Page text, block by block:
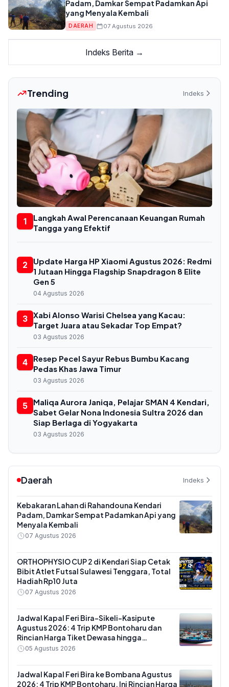
Padam, Damkar Sempat Padamkan Api
yang Menyala Kembali
DAERAH 07 Agustus 2026
Indeks Berita →
Trending Indeks
1
Langkah Awal Perencanaan Keuangan Rumah
Tangga yang Efektif
2
Update Harga HP Xiaomi Agustus 2026: Redmi
1 Jutaan Hingga Flagship Snapdragon 8 Elite
Gen 5
04 Agustus 2026
3 Xabi Alonso Warisi Chelsea yang Kacau:
Target Juara atau Sekadar Top Empat?
03 Agustus 2026
4
Resep Pecel Sayur Rebus Bumbu Kacang
Pedas Khas Jawa Timur
03 Agustus 2026
5
Maliqa Aurora Janiqa, Pelajar SMAN 4 Kendari,
Sabet Gelar Nona Indonesia Sultra 2026 dan
Siap Berlaga di Yogyakarta
03 Agustus 2026
Daerah Indeks
Kebakaran Lahan di Rahandouna Kendari
Padam, Damkar Sempat Padamkan Api yang
Menyala Kembali
07 Agustus 2026
ORTHOPHYSIO CUP 2 di Kendari Siap Cetak
Bibit Atlet Futsal Sulawesi Tenggara, Total
Hadiah Rp10 Juta
07 Agustus 2026
Jadwal Kapal Feri Bira-Sikeli-Kasipute
Agustus 2026: 4 Trip KMP Bontoharu dan
Rincian Harga Tiket Dewasa hingga
Kendaraan Golongan IX
05 Agustus 2026
Jadwal Kapal Feri Bira ke Bombana Agustus
2026: 4 Trip KMP Bontoharu, Ini Rincian Harga